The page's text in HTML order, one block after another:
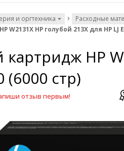
и оргтехника Расходные
HP голубой 213X для HP LJ
HP
(6000 стр)
отзыв первым!